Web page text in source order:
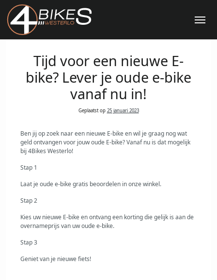
Tijd voor een nieuwe E-
bike? Lever je oude e-bike
vanaf nu in!
Geplaatst op 25 januari 2023
Ben jij op zoek naar een nieuwe E-bike en wil je graag nog wat
geld ontvangen voor jouw oude E-bike? Vanaf nu is dat mogelijk
bij 4Bikes Westerlo!
Stap 1
Laat je oude e-bike gratis beoordelen in onze winkel.
Stap 2
Kies uw nieuwe E-bike en ontvang een korting die gelijk is aan de
overnameprijs van uw oude e-bike.
Stap 3
Geniet van je nieuwe fiets!